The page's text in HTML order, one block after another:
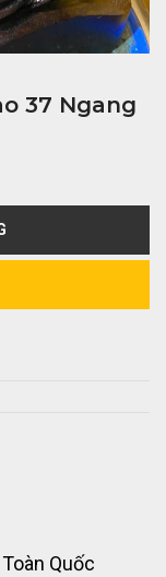
37 Ngang
Quốc